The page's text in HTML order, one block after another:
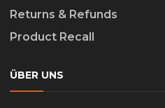
Returns & Refunds
Product Recall
ÜBER UNS